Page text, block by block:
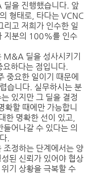
을 진행했습니다. 앞
형태로, 타다는 VCNC
리고 저희가 인수한 일
지분의 100%를 인수
M&A 딜을 성사시키기
하다는 점입니다.
중요한 일이기 때문에
습니다. 실무하시는 분
있지만 그 딜을 결정
확할 때에만 가능합니
한 명확한 선이 있고,
어나갈 수 있다는 의
.
조정하는 단계에서는 양
된 신뢰가 있어야 협상
기 상황을 극복할 수